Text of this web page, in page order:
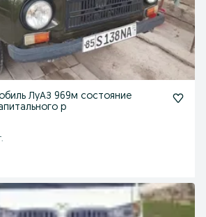
ЛуАЗ 969м состояние
р